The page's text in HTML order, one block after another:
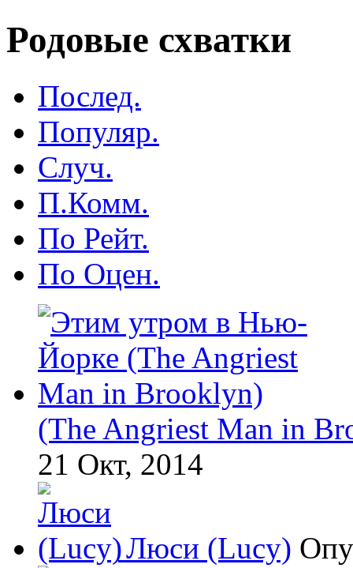
Родовые схватки
Послед.
Популяр.
Случ.
П.Комм.
По Рейт.
По Оцен.
(The Angriest Man in
21 Окт, 2014
Люси (Lucy)